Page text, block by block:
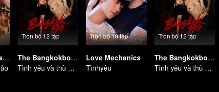
Time The Series (Bản Uncut)
Trọn bộ 12 tập
The Bangkokboy Series
Tình yêu và thù hận
Trọn bộ 10 tập
Love Mechanics
Tìnhyêu
Trọn bộ 12 tập
The Bangkokboy Series (Uncut Ver.)
Tình yêu và thù hận